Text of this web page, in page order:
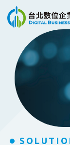
跳到主要內容